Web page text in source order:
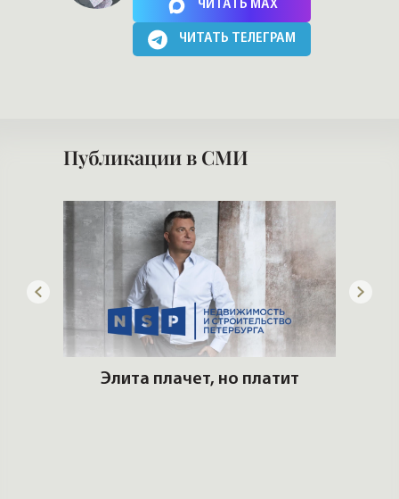
ЧИТАТЬ MAX
ЧИТАТЬ ТЕЛЕГРАМ
Публикации в СМИ
Элита плачет, но платит